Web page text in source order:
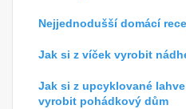
Nejjednodušší domácí
Jak si z víček vyrobit
Jak si z upcyklované
vyrobit pohádkový dům